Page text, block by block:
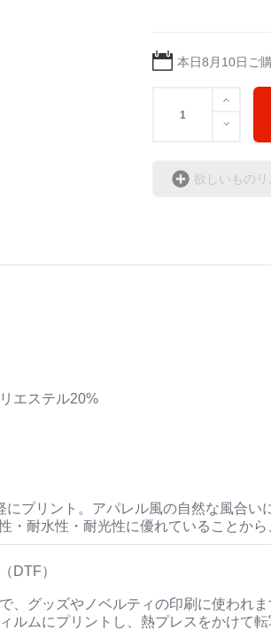
本日8月10日 ご
欲しいもの
エステル20%
にプリント。アパレル風の自然な風合い
・耐水性・耐光性に優れていることか
DTF）
、グッズやノベルティの印刷に使われま
ルムにプリントし、熱プレスをかけて